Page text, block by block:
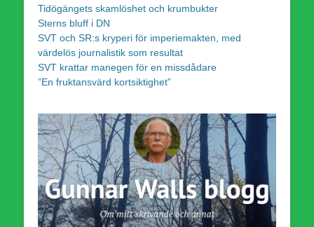
Tidögängets skamlöshet och krumbukter
Sterns bluff i DN
SVT och SR:s kryperi för imperiemakten, med
värdelös journalistik som resultat
SVT krattar manegen för en missdådare
”En fruktansvärd kortsiktighet”